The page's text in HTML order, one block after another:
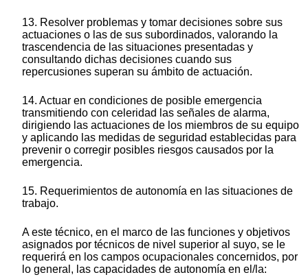
13. Resolver problemas y tomar decisiones sobre sus
actuaciones o las de sus subordinados, valorando la
trascendencia de las situaciones presentadas y
consultando dichas decisiones cuando sus
repercusiones superan su ámbito de actuación.
14. Actuar en condiciones de posible emergencia
transmitiendo con celeridad las señales de alarma,
dirigiendo las actuaciones de los miembros de su equipo
y aplicando las medidas de seguridad establecidas para
prevenir o corregir posibles riesgos causados por la
emergencia.
15. Requerimientos de autonomía en las situaciones de
trabajo.
A este técnico, en el marco de las funciones y objetivos
asignados por técnicos de nivel superior al suyo, se le
requerirá en los campos ocupacionales concernidos, por
lo general, las capacidades de autonomía en el/la: